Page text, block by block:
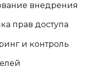
внедрения
прав доступа
и контроль